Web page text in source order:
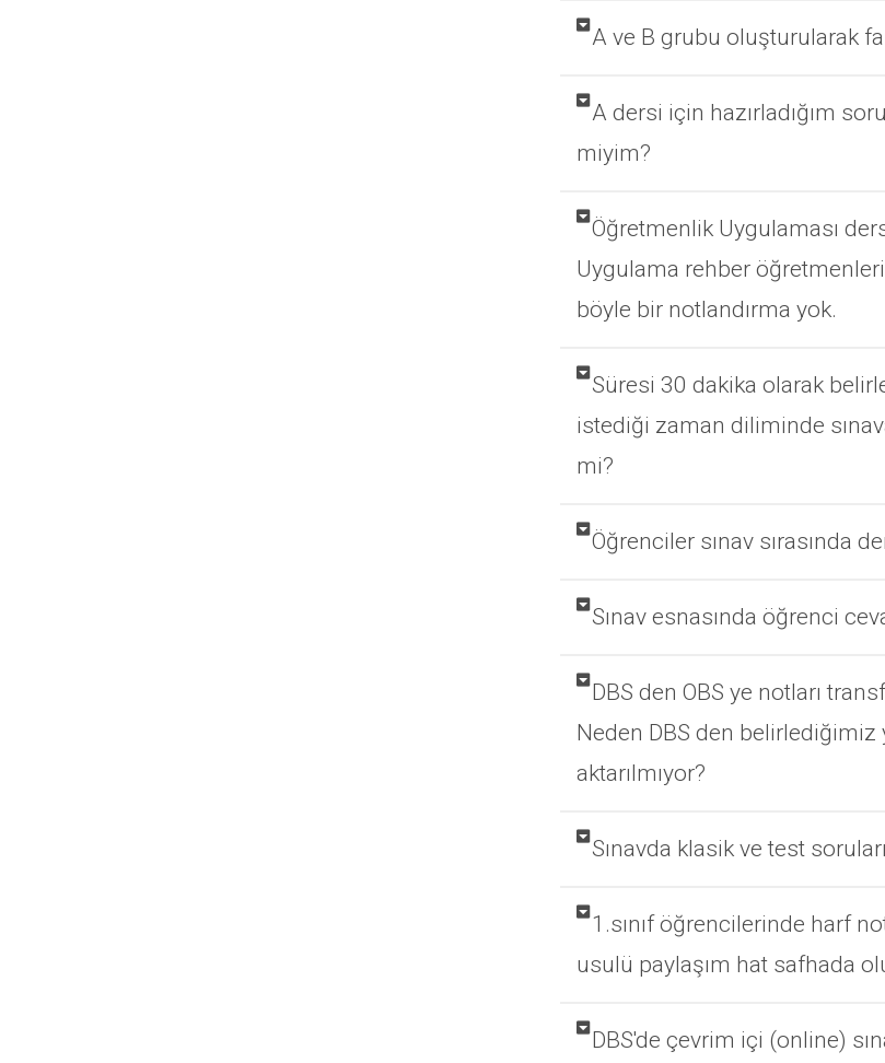
A ve B grubu oluşturularak
A dersi için hazırladığım
miyim?
Öğretmenlik Uygulaması
Uygulama rehber
böyle bir notlandırma yok.
Süresi 30 dakika olarak
istediği zaman diliminde
mi?
Öğrenciler sınav sırasında
Sınav esnasında öğrenci
DBS den OBS ye notları
Neden DBS den
aktarılmıyor?
Sınavda klasik ve test
1.sınıf öğrencilerinde harf
usulü paylaşım hat safhada
DBS'de çevrim içi (online)